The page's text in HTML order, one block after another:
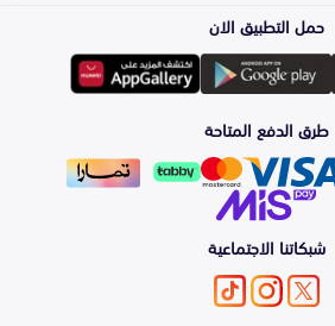
المكائن، القيرات
وملحقاتها
الشمعات
والاصطبات (الاضاءة)
الفرامل والأقمشة
لوازم الرحلات
اكسسوارات العناية
الزيوت و السوائل
الأكثر مبيعاً
التلميع والعناية
حماية مقدمة السيارة
تويوتا
هيونداي
كيا
حمل التطبيق الان
طرق الدفع المتاحة
شبكاتنا الاجتماعية